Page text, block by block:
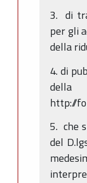
3. di
per gli
della
4. di
della
http://
5. che
del